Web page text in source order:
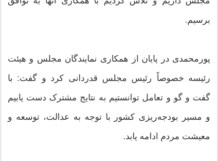
برسیم.
پورمحمدی در پایان از همکاری نمایندگان مجلس و هیئت
رئیسه خصوصاً رئیس مجلس قدردانی کرد و گفت: با
گفت و گو و تعامل توانستیم به نتایج مشترک دست یابیم
و مسیر بودجه‌ریزی کشور با توجه به عدالت، توسعه و
معیشت مردم ادامه یابد.